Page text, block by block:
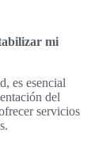
mi
es esencial
del
servicios